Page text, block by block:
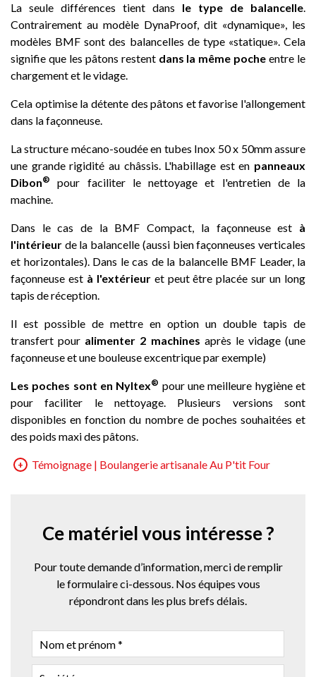
Ce matériel vous intéresse ?
Pour toute demande d’information, merci de remplir
le formulaire ci-dessous. Nos équipes vous
répondront dans les plus brefs délais.
NOM
ET
PRÉNOM
SOCIÉTÉ
La seule différences tient dans le type de balancelle.
Contrairement au modèle DynaProof, dit «dynamique», les
modèles BMF sont des balancelles de type «statique». Cela
signifie que les pâtons restent dans la même poche entre le
chargement et le vidage.
Cela optimise la détente des pâtons et favorise l'allongement
dans la façonneuse.
La structure mécano-soudée en tubes Inox 50 x 50mm assure
une grande rigidité au châssis. L'habillage est en panneaux
Dibon®
pour faciliter le nettoyage et l'entretien de la
machine.
Dans le cas de la BMF Compact, la façonneuse est à
l'intérieur de la balancelle (aussi bien façonneuses verticales
et horizontales). Dans le cas de la balancelle BMF Leader, la
façonneuse est à l'extérieuret peut être placée sur un long
tapis de réception.
Il est possible de mettre en option un double tapis de
transfert pour alimenter 2 machines après le vidage (une
façonneuse et une bouleuse excentrique par exemple)
Les poches sont en Nyltex® pour une meilleure hygiène et
pour faciliter le nettoyage. Plusieurs versions sont
disponibles en fonction du nombre de poches souhaitées et
des poids maxi des pâtons.
Témoignage | Boulangerie artisanale Au P'tit Four